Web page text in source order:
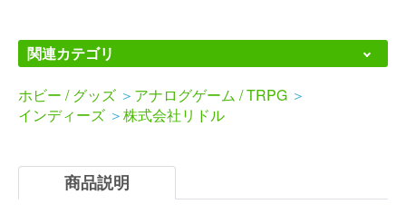
関連カテゴリ
ホビー / グッズ ＞ アナログゲーム / TRPG ＞
インディーズ ＞株式会社リドル
商品説明